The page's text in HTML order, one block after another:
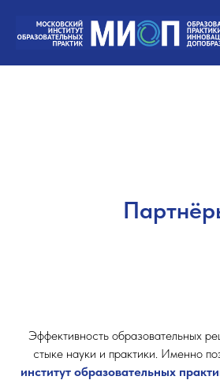
Эффективность образовательных
стыке науки и практики. Именно
институт образовательных